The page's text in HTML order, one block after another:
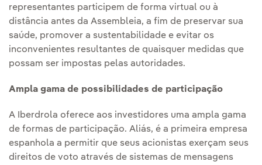
representantes participem de forma virtual ou à
distância antes da Assembleia, a fim de preservar sua
saúde, promover a sustentabilidade e evitar os
inconvenientes resultantes de quaisquer medidas que
possam ser impostas pelas autoridades.
Ampla gama de possibilidades de participação
A Iberdrola oferece aos investidores uma ampla gama
de formas de participação. Aliás, é a primeira empresa
espanhola a permitir que seus acionistas exerçam seus
direitos de voto através de sistemas de mensagens